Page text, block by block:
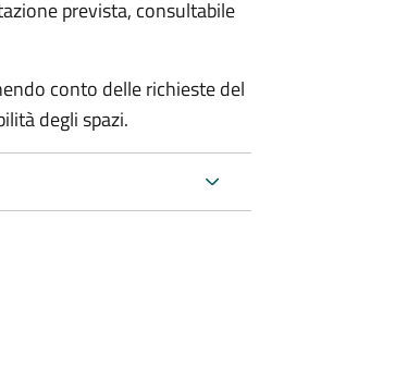
prevista, consultabile
conto delle richieste del
degli spazi.